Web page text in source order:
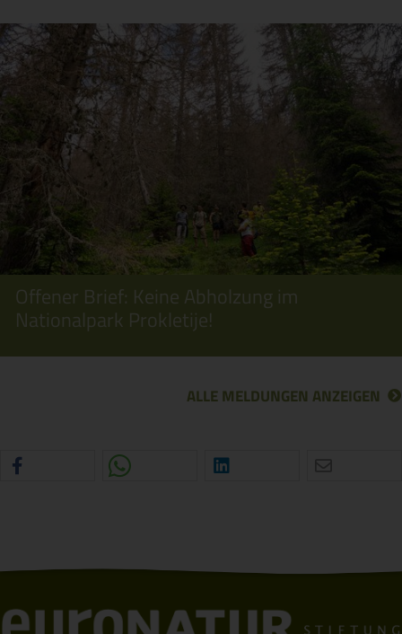
Offener Brief: Keine Abholzung im
Nationalpark Prokletije!
ALLE MELDUNGEN ANZEIGEN